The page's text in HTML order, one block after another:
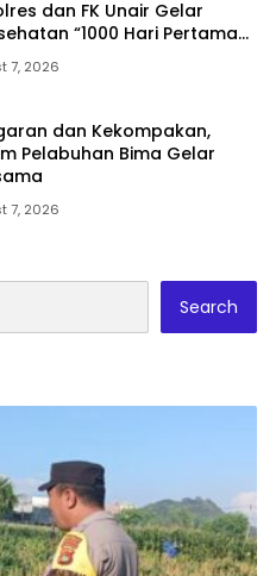
dan FK Unair Gelar
“1000 Hari Pertama
7, 2026
dan Kekompakan,
Pelabuhan Bima Gelar
7, 2026
Search